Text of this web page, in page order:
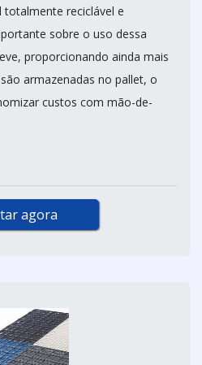
reciclável e
sobre o uso dessa
proporcionando ainda mais
armazenadas no pallet, o
custos com mão-de-
agora